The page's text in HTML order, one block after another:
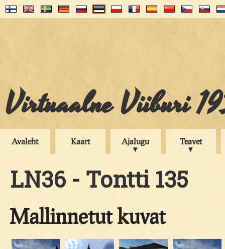
Virtuaalne Viiburi
Avaleht Kaart Ajalugu Teavet
LN36 - Tontti 135
Mallinnetut kuvat